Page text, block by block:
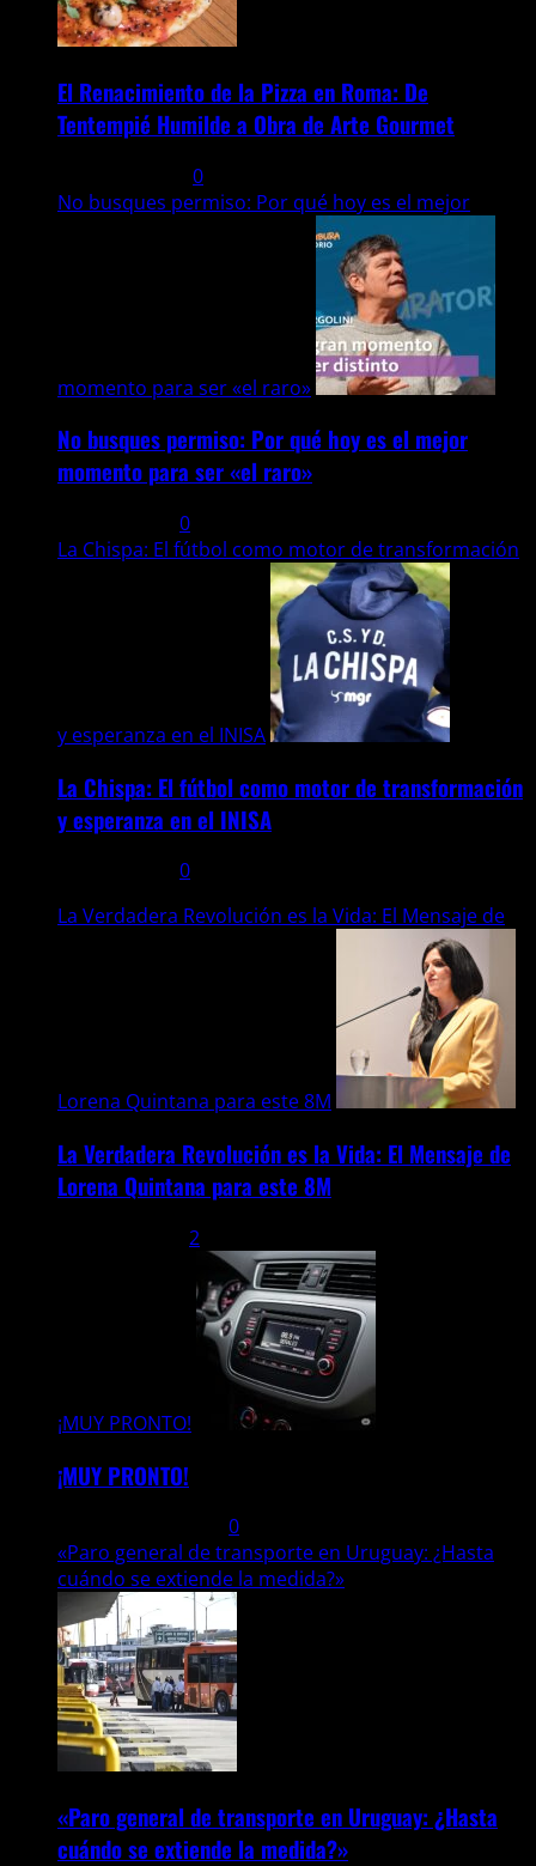
El Renacimiento de la Pizza en Roma: De
Tentempié Humilde a Obra de Arte Gourmet
0
No busques permiso: Por qué hoy es el mejor
momento para ser «el raro»
No busques permiso: Por qué hoy es el mejor
momento para ser «el raro»
0
La Chispa: El fútbol como motor de transformación
y esperanza en el INISA
La Chispa: El fútbol como motor de transformación
y esperanza en el INISA
0
La Verdadera Revolución es la Vida: El Mensaje de
Lorena Quintana para este 8M
La Verdadera Revolución es la Vida: El Mensaje de
Lorena Quintana para este 8M
2
¡MUY PRONTO!
¡MUY PRONTO!
0
«Paro general de transporte en Uruguay: ¿Hasta
cuándo se extiende la medida?»
«Paro general de transporte en Uruguay: ¿Hasta
cuándo se extiende la medida?»